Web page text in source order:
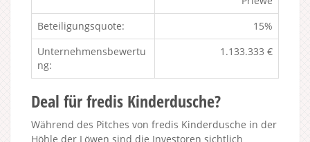
Beteiligungsquote:
15%
Unternehmensbewertu
ng:
1.133.333 €
Deal für fredis Kinderdusche?
Während des Pitches von fredis Kinderdusche in der
Höhle der Löwen sind die Investoren sichtlich